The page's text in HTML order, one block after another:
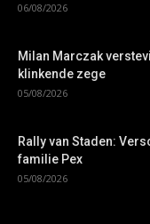
06/08/2026
Milan Marczak
klinkende zege
05/08/2026
Rally van Staden:
familie Pex
05/08/2026